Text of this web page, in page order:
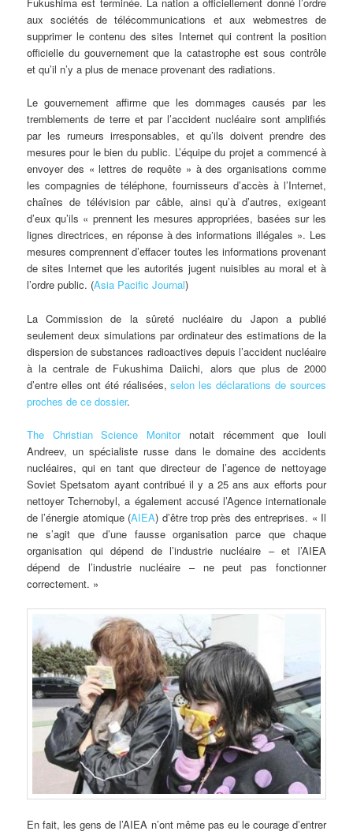
aux sociétés de télécommunications et aux webmestres de
supprimer le contenu des sites Internet qui contrent la position
officielle du gouvernement que la catastrophe est sous contrôle
et qu’il n’y a plus de menace provenant des radiations.
Le gouvernement affirme que les dommages causés par les
tremblements de terre et par l’accident nucléaire sont amplifiés
par les rumeurs irresponsables, et qu’ils doivent prendre des
mesures pour le bien du public. L’équipe du projet a commencé à
envoyer des « lettres de requête » à des organisations comme
les compagnies de téléphone, fournisseurs d’accès à l’Internet,
chaînes de télévision par câble, ainsi qu’à d’autres, exigeant
d’eux qu’ils « prennent les mesures appropriées, basées sur les
lignes directrices, en réponse à des informations illégales ». Les
mesures comprennent d’effacer toutes les informations provenant
de sites Internet que les autorités jugent nuisibles au moral et à
l’ordre public. (Asia Pacific Journal)
La Commission de la sûreté nucléaire du Japon a publié
seulement deux simulations par ordinateur des estimations de la
dispersion de substances radioactives depuis l’accident nucléaire
à la centrale de Fukushima Daiichi, alors que plus de 2000
d’entre elles ont été réalisées,selon les déclarations de sources
proches de ce dossier.
The Christian Science Monitornotait récemment que Iouli
Andreev, un spécialiste russe dans le domaine des accidents
nucléaires, qui en tant que directeur de l’agence de nettoyage
Soviet Spetsatom ayant contribué il y a 25 ans aux efforts pour
nettoyer Tchernobyl, a également accusé l’Agence internationale
de l’énergie atomique (AIEA) d’être trop près des entreprises. « Il
ne s’agit que d’une fausse organisation parce que chaque
organisation qui dépend de l’industrie nucléaire – et l’AIEA
dépend de l’industrie nucléaire – ne peut pas fonctionner
correctement. »
En fait, les gens de l’AIEA n’ont même pas eu le courage d’entrer